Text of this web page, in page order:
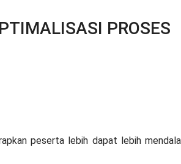
PROSES
peserta lebih dapat lebih